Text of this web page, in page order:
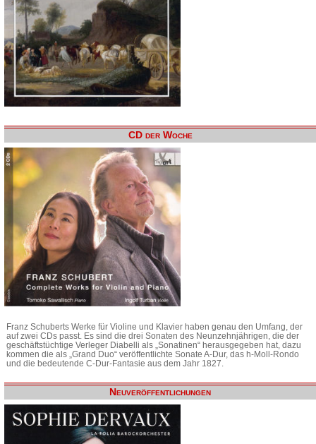
CD der Woche
Franz Schuberts Werke für Violine und Klavier haben genau den Umfang, der
auf zwei CDs passt. Es sind die drei Sonaten des Neunzehnjährigen, die der
geschäftstüchtige Verleger Diabelli als „Sonatinen“ herausgegeben hat, dazu
kommen die als „Grand Duo“ veröffentlichte Sonate A-Dur, das h-Moll-Rondo
und die bedeutende C-Dur-Fantasie aus dem Jahr 1827.
Neuveröffentlichungen